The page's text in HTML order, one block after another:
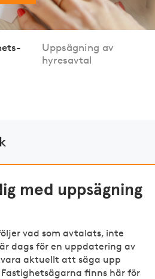
Uppsägning av
hyresavtal
med uppsägning
vad som avtalats, inte
dags för en uppdatering av
aktuellt att säga upp
finns här för